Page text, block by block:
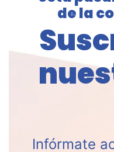
de la
Infórmate